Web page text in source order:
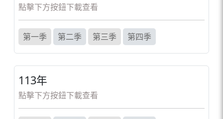
點擊下方按鈕下載查看
第一季 第二季 第三季 第四季
113年
點擊下方按鈕下載查看